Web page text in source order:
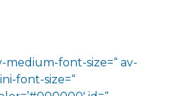
medium-font-size=“ av-
font-size=“